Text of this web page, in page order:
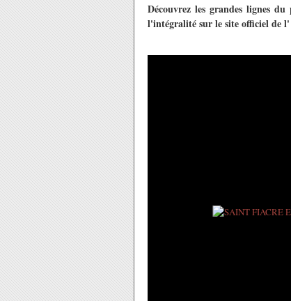
Découvrez les grandes lignes
l'intégralité sur le site officiel de l'